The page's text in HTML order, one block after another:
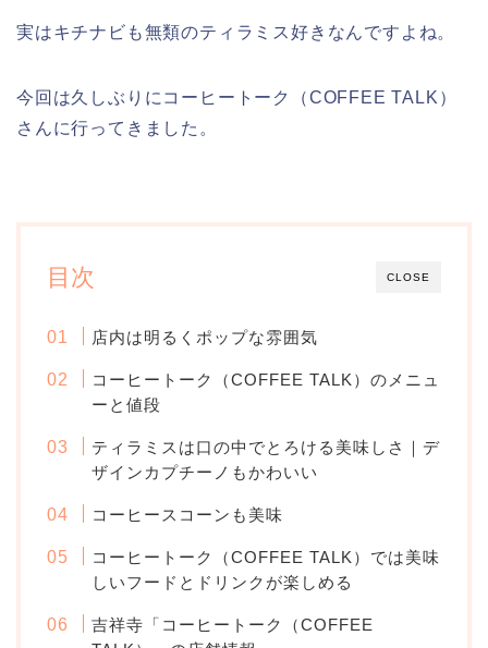
実はキチナビも無類のティラミス好きなんですよね。
今回は久しぶりにコーヒートーク（COFFEE TALK）
さんに行ってきました。
CLOSE
目次
店内は明るくポップな雰囲気
コーヒートーク（COFFEE TALK）のメニュ
ーと値段
ティラミスは口の中でとろける美味しさ｜デ
ザインカプチーノもかわいい
コーヒースコーンも美味
コーヒートーク（COFFEE TALK）では美味
しいフードとドリンクが楽しめる
吉祥寺「コーヒートーク（COFFEE